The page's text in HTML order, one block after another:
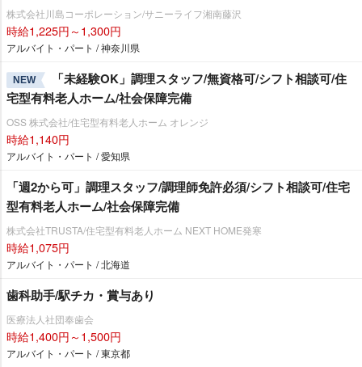
株式会社川島コーポレーション/サニーライフ湘南藤沢
時給1,225円～1,300円
アルバイト・パート / 神奈川県
NEW
「未経験OK」調理スタッフ/無資格可/シフト相談可/住
宅型有料老人ホーム/社会保障完備
OSS 株式会社/住宅型有料老人ホーム オレンジ
時給1,140円
アルバイト・パート / 愛知県
「週2から可」調理スタッフ/調理師免許必須/シフト相談可/住宅
型有料老人ホーム/社会保障完備
株式会社TRUSTA/住宅型有料老人ホーム NEXT HOME発寒
時給1,075円
アルバイト・パート / 北海道
歯科助手/駅チカ・賞与あり
医療法人社団奉歯会
時給1,400円～1,500円
アルバイト・パート / 東京都